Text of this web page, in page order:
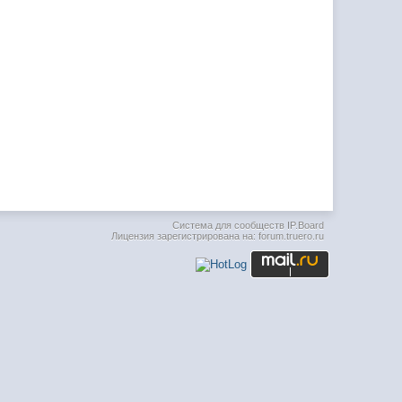
Система для сообществ IP.Board
Лицензия зарегистрирована на: forum.truero.ru